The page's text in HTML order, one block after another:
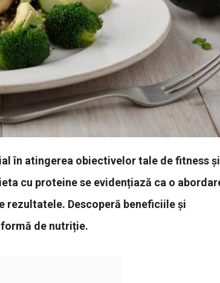
în atingerea obiectivelor tale de fitness și
cu proteine se evidențiază ca o
rezultatele. Descoperă beneficiile și
de nutriție.